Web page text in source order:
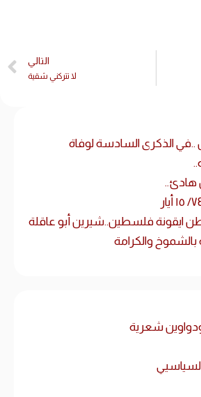
..في الذكرى السادسة لوفاة
هادئ..
ايقونة فلسطين..شيرين أبو عاقلة
والكرامة
شعرية
التالي
لا تتركني شقية